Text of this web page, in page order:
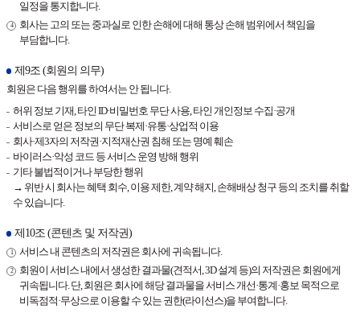
일정을 통지합니다.
회사는 고의 또는 중과실로 인한 손해에 대해 통상 손해 범위에서 책임을
부담합니다.
제9조 (회원의 의무)
회원은 다음 행위를 하여서는 안 됩니다.
허위 정보 기재, 타인 ID·비밀번호 무단 사용, 타인 개인정보 수집·공개
서비스로 얻은 정보의 무단 복제·유통·상업적 이용
회사·제3자의 저작권·지적재산권 침해 또는 명예 훼손
바이러스·악성 코드 등 서비스 운영 방해 행위
기타 불법적이거나 부당한 행위
→ 위반 시 회사는 혜택 회수, 이용 제한, 계약 해지, 손해배상 청구 등의 조치를 취할
수 있습니다.
제10조 (콘텐츠 및 저작권)
서비스 내 콘텐츠의 저작권은 회사에 귀속됩니다.
회원이 서비스 내에서 생성한 결과물(견적서, 3D 설계 등)의 저작권은 회원에게
귀속됩니다. 단, 회원은 회사에 해당 결과물을 서비스 개선·통계·홍보 목적으로
비독점적·무상으로 이용할 수 있는 권한(라이선스)을 부여합니다.